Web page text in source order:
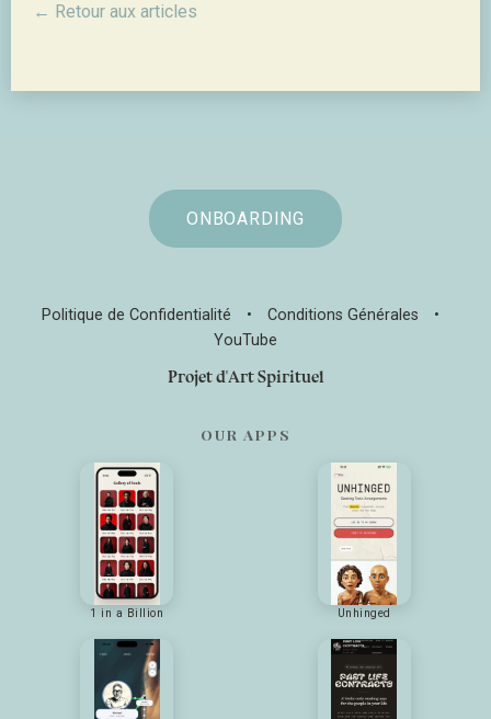
← Retour aux articles
ONBOARDING
Politique de Confidentialité • Conditions Générales
•
YouTube
Projet d'Art Spirituel
OUR APPS
1 in a Billion Unhinged